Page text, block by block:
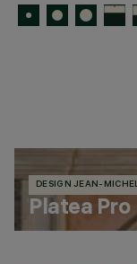
DESIGN JEAN-
Platea Pro